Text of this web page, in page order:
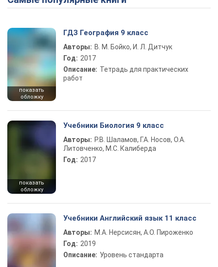
показать
обложку
ГДЗ География 9 класс
Авторы: В. М. Бойко, И. Л. Дитчук
Год: 2017
Описание: Тетрадь для практических
работ
показать
обложку
Учебники Биология 9 класс
Авторы: Р.В. Шаламов, Г.А. Носов, О.А.
Литовченко, М.С. Калиберда
Год: 2017
Учебники Английский язык 11 класс
Авторы: М.А. Нерсисян, А.О. Пироженко
Год: 2019
Описание: Уровень стандарта